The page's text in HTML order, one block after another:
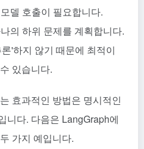
델 호출이 필요합니다.
의 하위 문제를 계획합니다.
'하지 않기 때문에 최적이
있습니다.
효과적인 방법은 명시적인
니다. 다음은 LangGraph에
가지 예입니다.